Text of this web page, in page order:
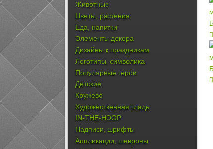
Животные
Цветы, растения
Еда, напитки
Элементы декора
Дизайны к праздникам
Логотипы, символика
Популярные герои
Детские
Кружево
Художественная гладь
IN-THE-HOOP
Надписи, шрифты
Аппликации, шевроны